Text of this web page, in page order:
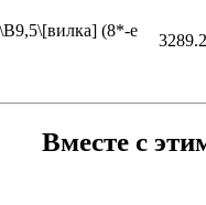
(8*-е
Вместе с